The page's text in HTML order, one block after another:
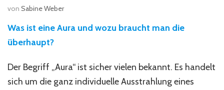
von Sabine Weber
Was ist eine Aura und wozu braucht man die
überhaupt?
Der Begriff „Aura“ ist sicher vielen bekannt. Es handelt
sich um die ganz individuelle Ausstrahlung eines